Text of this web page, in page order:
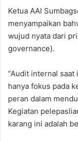
Ketua AAI
menyampaikan
wujud nyata dari
governance).
“Audit internal
hanya fokus pada
peran dalam
Kegiatan
karang ini adalah